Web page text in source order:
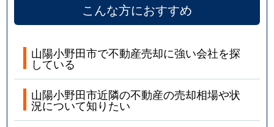
こんな方におすすめ
山陽小野田市で不動産売却に強い会社を探
している
山陽小野田市近隣の不動産の売却相場や状
況について知りたい